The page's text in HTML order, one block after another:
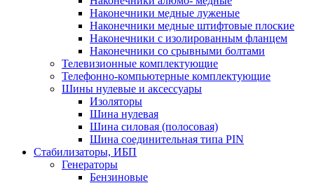
Наконечники медные луженые
Наконечники медные штифтовые плоские
Наконечники с изолированным фланцем
Наконечники со срывными болтами
Телевизионные комплектующие
Телефонно-компьютерные комплектующие
Шины нулевые и аксессуары
Изоляторы
Шина нулевая
Шина силовая (полосовая)
Шина соединительная типа PIN
Стабилизаторы, ИБП
Генераторы
Бензиновые